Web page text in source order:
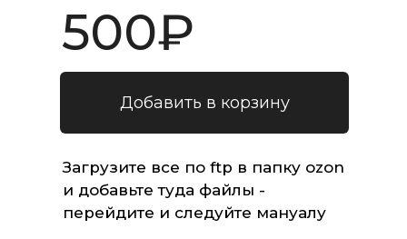
Добавить в корзину
500₽
Загрузите все по ftp в папку ozon
и добавьте туда файлы -
перейдите и следуйте мануалу